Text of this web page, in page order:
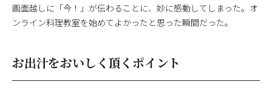
画面越しに「今！」が伝わることに、妙に感動してしまった。オ
ンライン料理教室を始めてよかったと思った瞬間だった。
お出汁をおいしく頂くポイント